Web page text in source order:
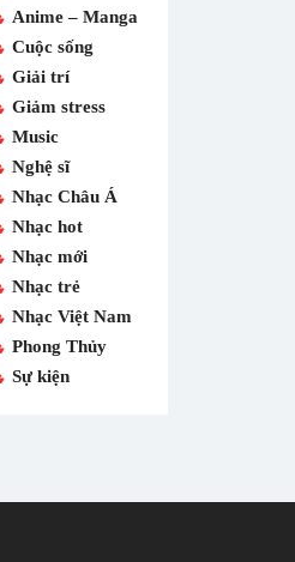
Anime – Manga
Cuộc sống
Giải trí
Giảm stress
Music
Nghệ sĩ
Nhạc Châu Á
Nhạc hot
Nhạc mới
Nhạc trẻ
Nhạc Việt Nam
Phong Thủy
Sự kiện